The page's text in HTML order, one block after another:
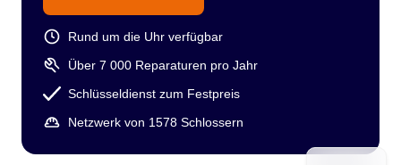
Rund um die Uhr verfügbar
Über 7 000 Reparaturen pro Jahr
Schlüsseldienst zum Festpreis
Netzwerk von 1578 Schlossern